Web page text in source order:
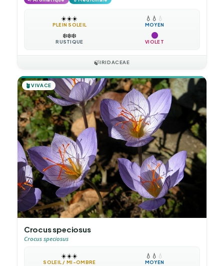
☀️☀️☀️
PLEIN SOLEIL
💧 💧 💧
MOYEN
❄️❄️❄️
RUSTIQUE VIOLET
🍃IRIDACEAE
🪴VIVACE
Crocus speciosus
Crocus speciosus
☀️☀️☀️
SOLEIL / MI-OMBRE
💧 💧 💧
MOYEN